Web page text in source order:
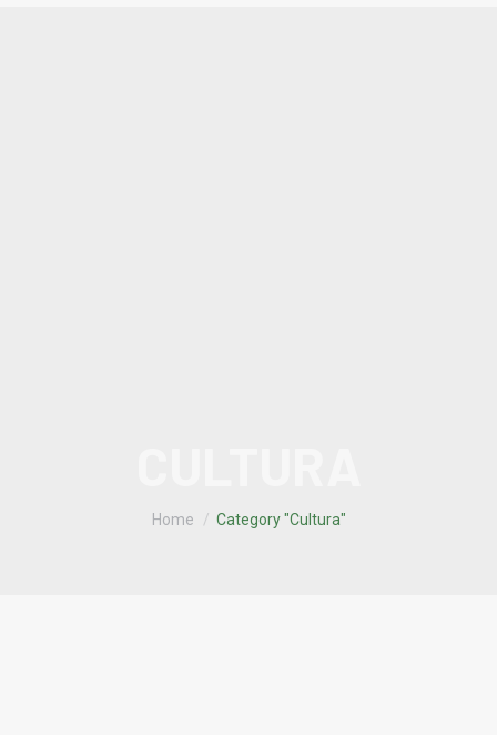
You are here:
Home Category "Cultura"